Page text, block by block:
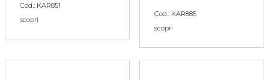
Cod.: KAR851
scopri
Cod.: KAR885
scopri